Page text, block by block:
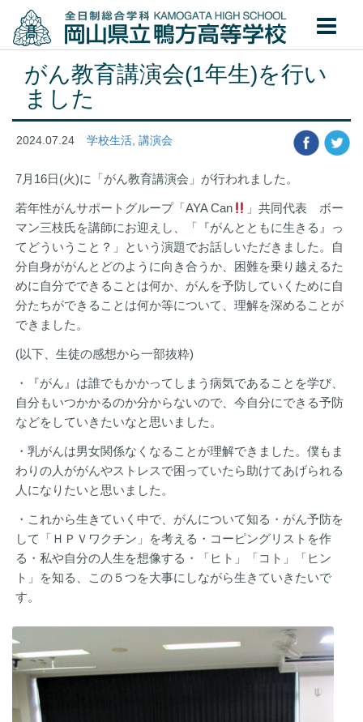
がん教育講演会(1年生)を行い
ました
2024.07.24 学校生活 講演会
7月16日(火)に「がん教育講演会」が行われました。
若年性がんサポートグループ「AYA Can
」共同代表 ボー
マン三枝氏を講師にお迎えし、「『がんとともに生きる』っ
てどういうこと？」という演題でお話しいただきました。自
分自身ががんとどのように向き合うか、困難を乗り越えるた
めに自分でできることは何か、がんを予防していくために自
分たちができることは何か等について、理解を深めることが
できました。
(以下、生徒の感想から一部抜粋)
・『がん』は誰でもかかってしまう病気であることを学び、
自分もいつかかるのか分からないので、今自分にできる予防
などをしていきたいなと思いました。
・乳がんは男女関係なくなることが理解できました。僕もま
わりの人ががんやストレスで困っていたら助けてあげられる
人になりたいと思いました。
・これから生きていく中で、がんについて知る・がん予防を
して「ＨＰＶワクチン」を考える・コーピングリストを作
る・私や自分の人生を想像する・「ヒト」「コト」「ヒン
ト」を知る、この５つを大事にしながら生きていきたいで
す。